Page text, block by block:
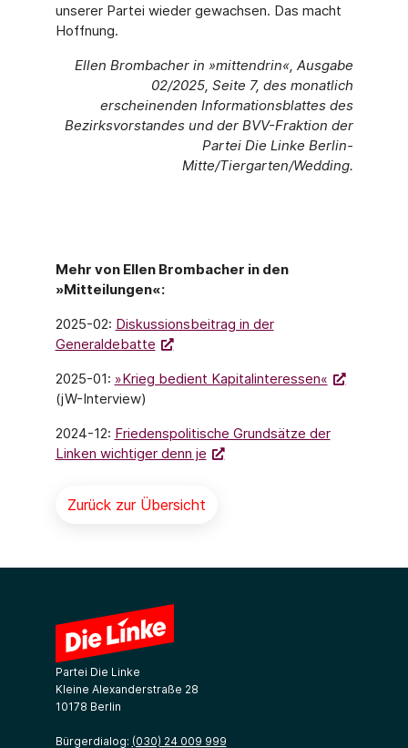
unserer Partei wieder gewachsen. Das macht
Hoffnung.
Ellen Brombacher in »mittendrin«, Ausgabe
02/2025, Seite 7, des monatlich
erscheinenden Informationsblattes des
Bezirksvorstandes und der BVV-Fraktion der
Partei Die Linke Berlin-
Mitte/Tiergarten/Wedding.
Mehr von Ellen Brombacher in den
»Mitteilungen«:
2025-02: Diskussionsbeitrag in der
Generaldebatte
2025-01: »Krieg bedient Kapitalinteressen«
(jW-Interview)
2024-12: Friedenspolitische Grundsätze der
Linken wichtiger denn je
Zurück zur Übersicht
Partei Die Linke
Kleine Alexanderstraße 28
10178 Berlin
Bürgerdialog: (030) 24 009 999